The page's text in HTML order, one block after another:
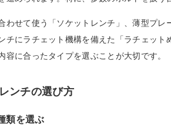
わせて使う「ソケットレンチ」、薄型プレ
チにラチェット機構を備えた「ラチェッ
容に合ったタイプを選ぶことが大切です。
ンチの選び方
類を選ぶ